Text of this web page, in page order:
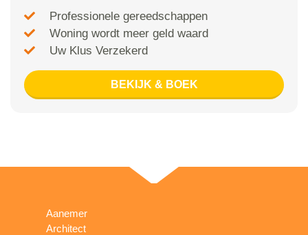
Professionele gereedschappen
Woning wordt meer geld waard
Uw Klus Verzekerd
BEKIJK & BOEK
Aanemer
Architect